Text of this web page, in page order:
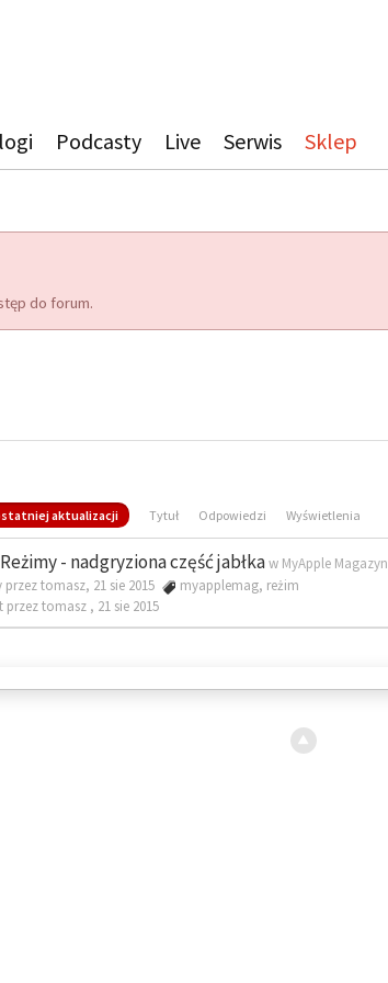
Podcasty Live Serwis Sklep
do forum.
aktualizacji Tytuł Odpowiedzi Wyświetlenia
- nadgryziona część jabłkaw MyApple Magazyn
tomasz, 21 sie 2015
myapplemag, reżim
przez tomasz , 21 sie 2015